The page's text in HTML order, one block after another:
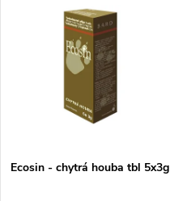
ů
Ecosin - chytrá houba tbl 5x3g